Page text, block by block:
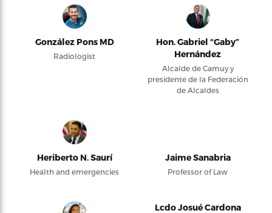
González Pons MD
Radiologist
Hon. Gabriel “Gaby”
Hernández
Alcalde de Camuy y
presidente de la Federación
de Alcaldes
Heriberto N. Saurí
Health and emergencies
Jaime Sanabria
Professor of Law
Lcdo Josué Cardona